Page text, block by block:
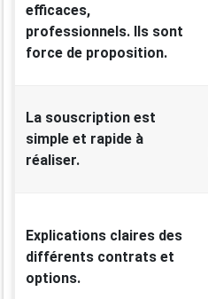
efficaces,
professionnels. Ils sont
force de proposition.
La souscription est
simple et rapide à
réaliser.
Explications claires des
différents contrats et
options.